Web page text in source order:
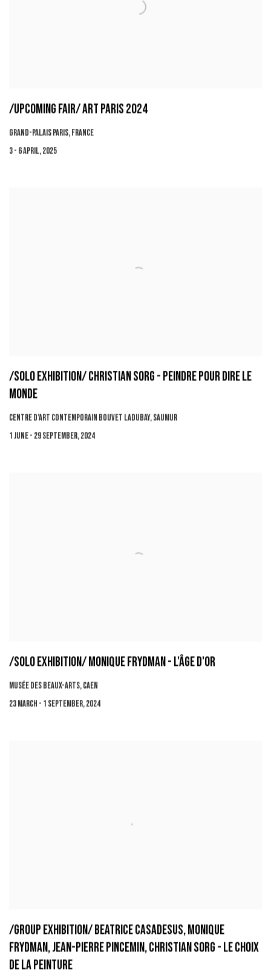
/UPCOMING FAIR/ ART PARIS 2024
GRAND-PALAIS PARIS, FRANCE
3 - 6 APRIL, 2025
/SOLO EXHIBITION/ CHRISTIAN SORG - PEINDRE POUR DIRE LE
MONDE
CENTRE D’ART CONTEMPORAIN BOUVET LADUBAY, SAUMUR
1 JUNE - 29 SEPTEMBER, 2024
/SOLO EXHIBITION/ MONIQUE FRYDMAN - L'ÂGE D'OR
MUSÉE DES BEAUX-ARTS, CAEN
23 MARCH - 1 SEPTEMBER, 2024
/GROUP EXHIBITION/ BEATRICE CASADESUS, MONIQUE
FRYDMAN, JEAN-PIERRE PINCEMIN, CHRISTIAN SORG - LE CHOIX
DE LA PEINTURE